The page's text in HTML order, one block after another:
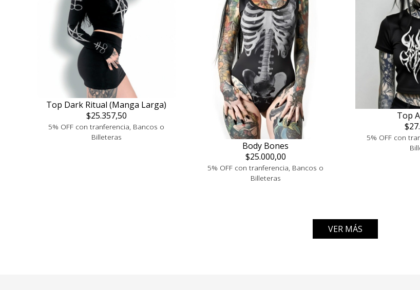
Top Dark Ritual (Manga Larga)
$25.357,50
5% OFF con tranferencia, Bancos o
Billeteras
Body Bones
$25.000,00
5% OFF con tranferencia, Bancos o
Billeteras
Top
5% OFF con
VER MÁS